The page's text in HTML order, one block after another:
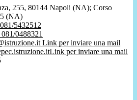
255, 80144 Napoli (NA); Corso
(NA)
5432512
0488321
Link per inviare una mail
Link per inviare una mail